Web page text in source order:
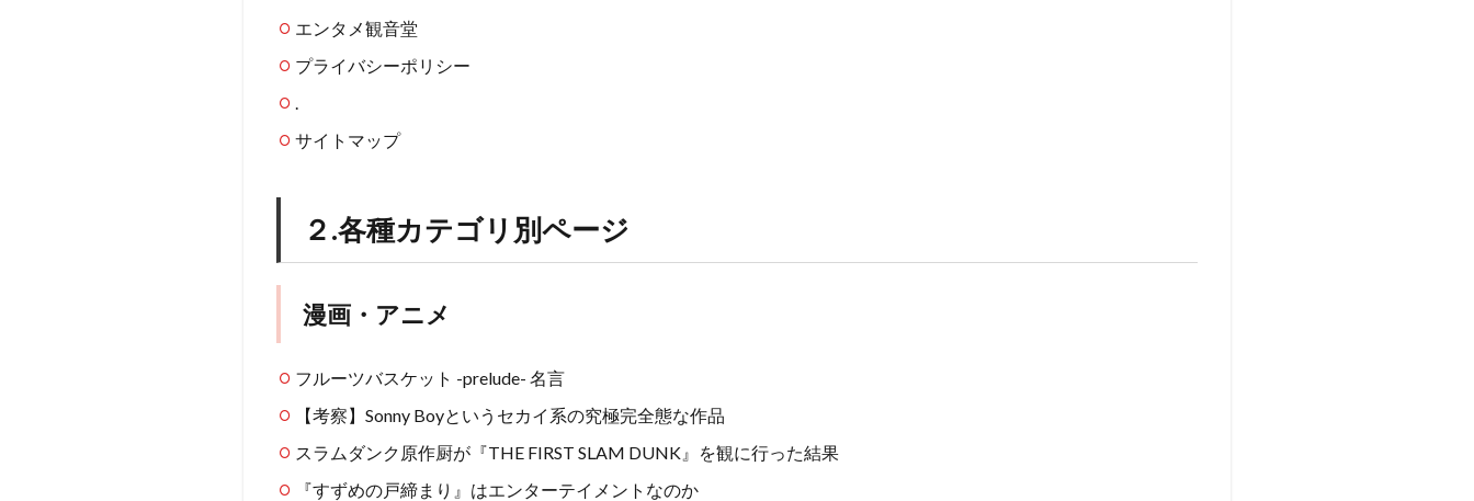
エンタメ観音堂
プライバシーポリシー
.
サイトマップ
２.各種カテゴリ別ページ
漫画・アニメ
フルーツバスケット -prelude- 名言
【考察】Sonny Boyというセカイ系の究極完全態な作品
スラムダンク原作厨が『THE FIRST SLAM DUNK』を観に行った結果
『すずめの戸締まり』はエンターテイメントなのか